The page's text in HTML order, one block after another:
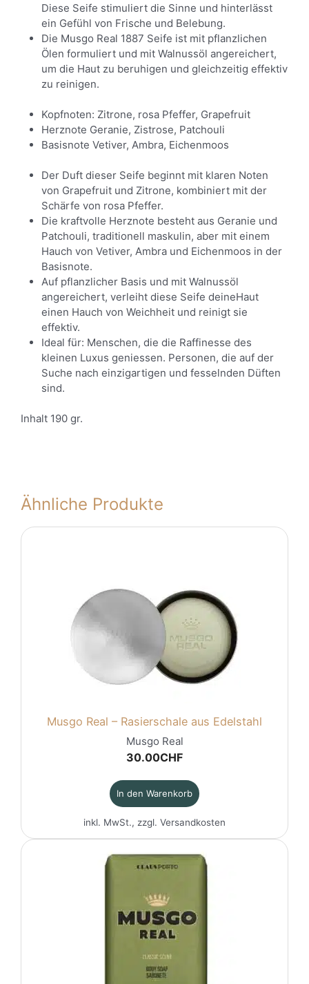
Diese Seife stimuliert die Sinne und hinterlässt
ein Gefühl von Frische und Belebung.
Die Musgo Real 1887 Seife ist mit pflanzlichen
Ölen formuliert und mit Walnussöl angereichert,
um die Haut zu beruhigen und gleichzeitig effektiv
zu reinigen.
Kopfnoten: Zitrone, rosa Pfeffer, Grapefruit
Herznote Geranie, Zistrose, Patchouli
Basisnote Vetiver, Ambra, Eichenmoos
Der Duft dieser Seife beginnt mit klaren Noten
von Grapefruit und Zitrone, kombiniert mit der
Schärfe von rosa Pfeffer.
Die kraftvolle Herznote besteht aus Geranie und
Patchouli, traditionell maskulin, aber mit einem
Hauch von Vetiver, Ambra und Eichenmoos in der
Basisnote.
Auf pflanzlicher Basis und mit Walnussöl
angereichert, verleiht diese Seife deineHaut
einen Hauch von Weichheit und reinigt sie
effektiv.
Ideal für: Menschen, die die Raffinesse des
kleinen Luxus geniessen. Personen, die auf der
Suche nach einzigartigen und fesselnden Düften
sind.
Inhalt 190 gr.
Ähnliche Produkte
Musgo Real – Rasierschale aus Edelstahl
Musgo Real
30.00CHF
In den Warenkorb
inkl. MwSt., zzgl. Versandkosten